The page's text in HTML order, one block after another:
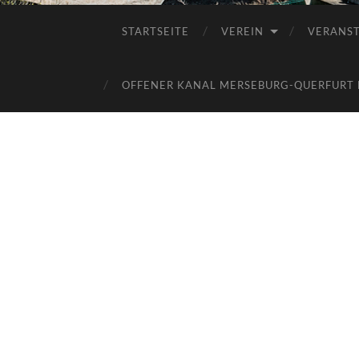
STARTSEITE VEREIN
OFFENER KANAL MERSEBURG-QUERFURT